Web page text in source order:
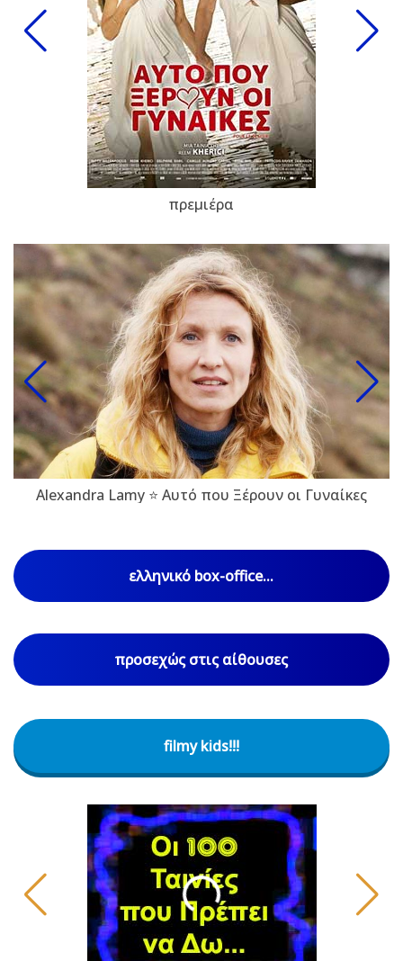
πρεμιέρα
Alexandra Lamy ⭐ Αυτό που Ξέρουν οι Γυναίκες
ελληνικό box-office...
προσεχώς στις αίθουσες
filmy kids!!!